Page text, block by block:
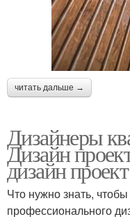
читать дальше →
Дизайнеры
Дизайн
дизайн
Что нужно знать,
профессионального